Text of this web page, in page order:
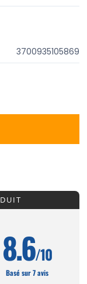
3700935105869
8.6/10
Basé sur 7 avis